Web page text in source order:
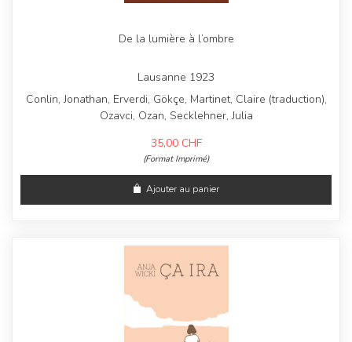
De la lumière à l’ombre
Lausanne 1923
Conlin, Jonathan, Erverdi, Gökçe, Martinet, Claire (traduction),
Ozavci, Ozan, Secklehner, Julia
35,00 CHF
(Format Imprimé)
Ajouter au panier